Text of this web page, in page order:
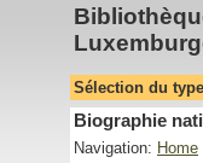
Sélection du
Biographie
Navigation: Home